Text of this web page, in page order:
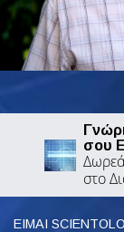
σου
στο
ΕΙΜΑΙ